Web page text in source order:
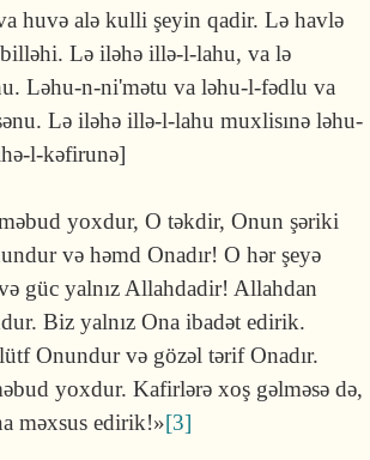
huvə alə kulli şeyin qadir. Lə havlə
Lə iləhə illə-l-lahu, va lə
Ləhu-n-ni'mətu va lə­hu-l-fədlu va
Lə iləhə illə-l-lahu muxlisınə ləhu-
l-kəfirunə]
yoxdur, O tək­dir, Onun şəri­ki
və həmd Onadır! O hər şeyə
güc yalnız Allahdadir! Allahdan
Biz yalnız Ona ibadət edirik.
Onundur və gözəl tərif Onadır.
yoxdur. Kafirlərə xoş gəlməsə də,
məxsus edi­rik!»[3]